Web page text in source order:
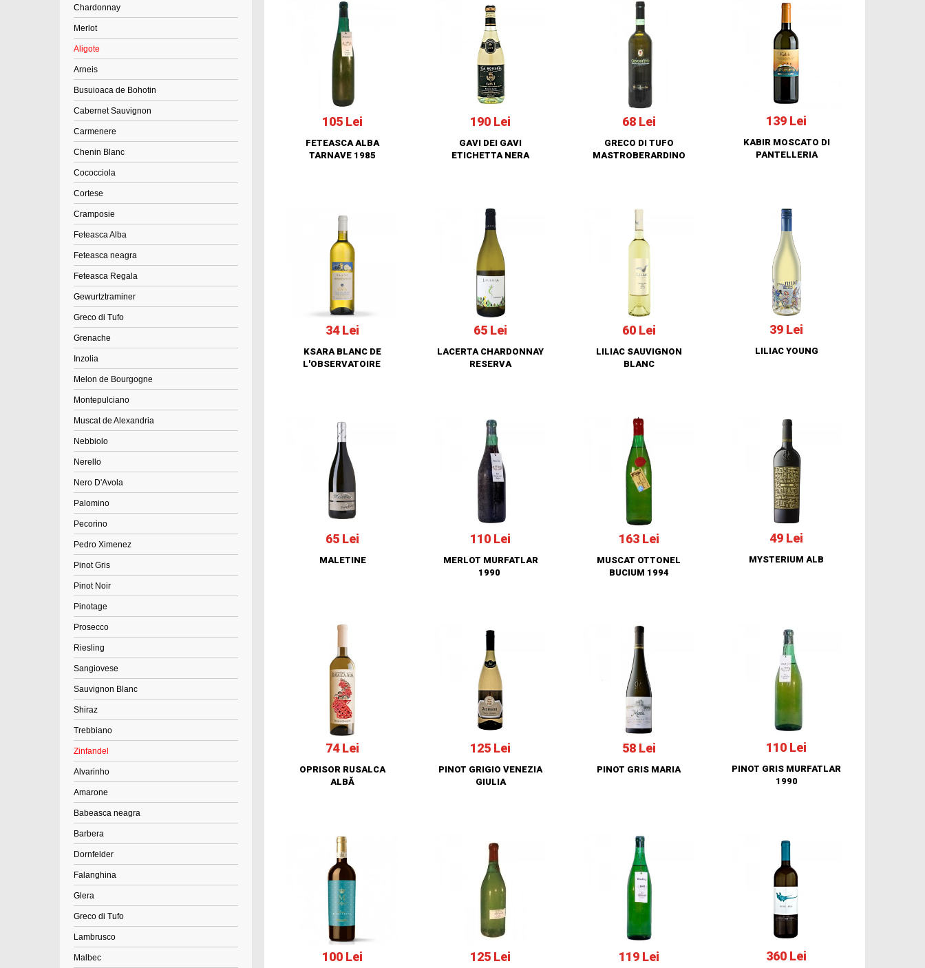
Chardonnay
Merlot
Aligote
Arneis
Busuioaca de Bohotin
Cabernet Sauvignon
Carmenere
Chenin Blanc
Cococciola
Cortese
Cramposie
Feteasca Alba
Feteasca neagra
Feteasca Regala
Gewurtztraminer
Greco di Tufo
Grenache
Inzolia
Melon de Bourgogne
Montepulciano
Muscat de Alexandria
Nebbiolo
Nerello
Nero D'Avola
Palomino
Pecorino
Pedro Ximenez
Pinot Gris
Pinot Noir
Pinotage
Prosecco
Riesling
Sangiovese
Sauvignon Blanc
Shiraz
Trebbiano
Zinfandel
Alvarinho
Amarone
Babeasca neagra
Barbera
Dornfelder
Falanghina
Glera
Greco di Tufo
Lambrusco
Malbec
105 Lei
FETEASCA ALBA
TARNAVE 1985
190 Lei
GAVI DEI GAVI
ETICHETTA NERA
68 Lei
GRECO DI TUFO
MASTROBERARDINO
139 Lei
KABIR MOSCATO DI
PANTELLERIA
34 Lei
KSARA BLANC DE
L'OBSERVATOIRE
65 Lei
LACERTA CHARDONNAY
RESERVA
60 Lei
LILIAC SAUVIGNON
BLANC
39 Lei
LILIAC YOUNG
65 Lei
MALETINE
110 Lei
MERLOT MURFATLAR
1990
163 Lei
MUSCAT OTTONEL
BUCIUM 1994
49 Lei
MYSTERIUM ALB
74 Lei
OPRISOR RUSALCA
ALBĂ
125 Lei
PINOT GRIGIO VENEZIA
GIULIA
58 Lei
PINOT GRIS MARIA
110 Lei
PINOT GRIS MURFATLAR
1990
100 Lei 125 Lei 119 Lei 360 Lei